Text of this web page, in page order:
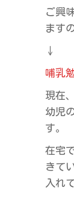
ご興
ます
↓
哺乳
現在
幼児
す。
在宅
きて
入れ